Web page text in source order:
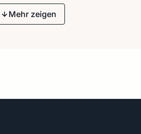
Mehr zeigen